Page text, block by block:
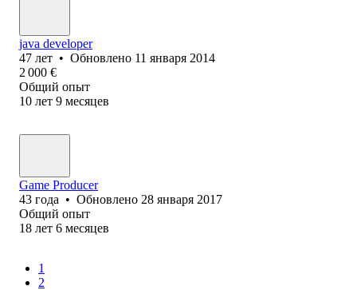
java developer
47 лет • Обновлено 11 января 2014
2 000 €
Общий опыт
10 лет 9 месяцев
Game Producer
43 года • Обновлено 28 января 2017
Общий опыт
18 лет 6 месяцев
1
2